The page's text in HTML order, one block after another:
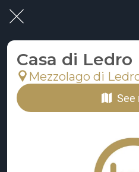
Casa di Ledro
Mezzolago di
See